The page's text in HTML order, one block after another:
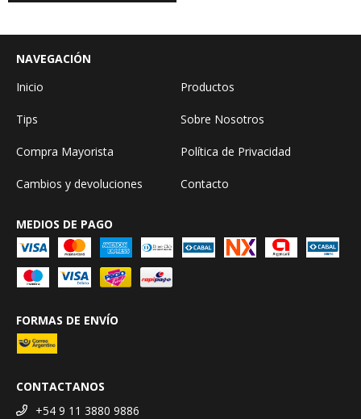
NAVEGACIÓN
Inicio
Productos
Tips Sobre Nosotros
Compra Mayorista Política de Privacidad
Cambios y devoluciones Contacto
MEDIOS DE PAGO
FORMAS DE ENVÍO
CONTACTANOS
+54 9 11 3880 9886